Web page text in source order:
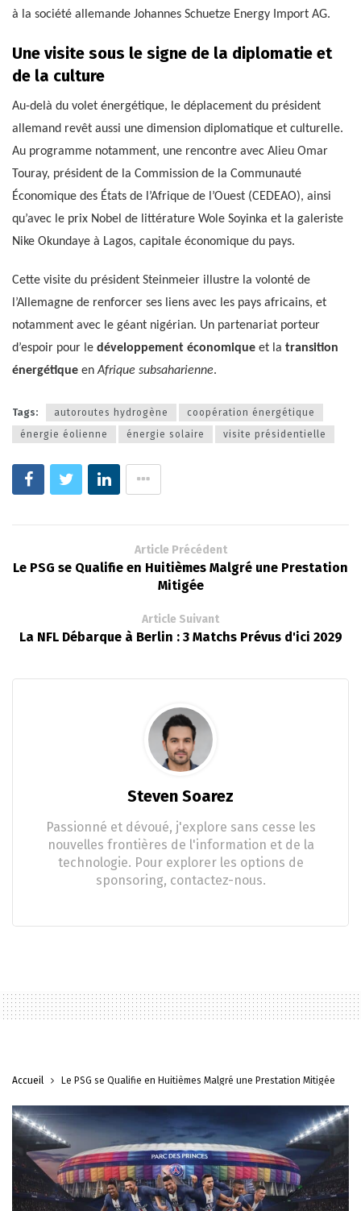
à la société allemande Johannes Schuetze Energy Import AG.
Une visite sous le signe de la diplomatie et
de la culture
Au-delà du volet énergétique, le déplacement du président
allemand revêt aussi une dimension diplomatique et culturelle.
Au programme notamment, une rencontre avec Alieu Omar
Touray, président de la Commission de la Communauté
Économique des États de l’Afrique de l’Ouest (CEDEAO), ainsi
qu’avec le prix Nobel de littérature Wole Soyinka et la galeriste
Nike Okundaye à Lagos, capitale économique du pays.
Cette visite du président Steinmeier illustre la volonté de
l’Allemagne de renforcer ses liens avec les pays africains, et
notamment avec le géant nigérian. Un partenariat porteur
d’espoir pour le développement économique et la transition
énergétique enAfrique subsaharienne.
Tags: autoroutes hydrogène
coopération énergétique
énergie éolienne
énergie solaire visite présidentielle
Article Précédent
Le PSG se Qualifie en Huitièmes Malgré une Prestation
Mitigée
Article Suivant
La NFL Débarque à Berlin : 3 Matchs Prévus d'ici 2029
Steven Soarez
Passionné et dévoué, j'explore sans cesse les
nouvelles frontières de l'information et de la
technologie. Pour explorer les options de
sponsoring, contactez-nous.
Accueil Le PSG se Qualifie en Huitièmes Malgré une Prestation Mitigée